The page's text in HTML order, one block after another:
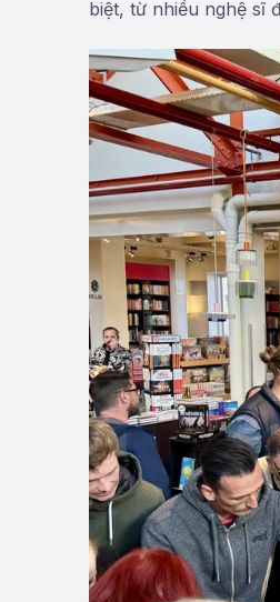
biệt, từ nhiều nghệ sĩ